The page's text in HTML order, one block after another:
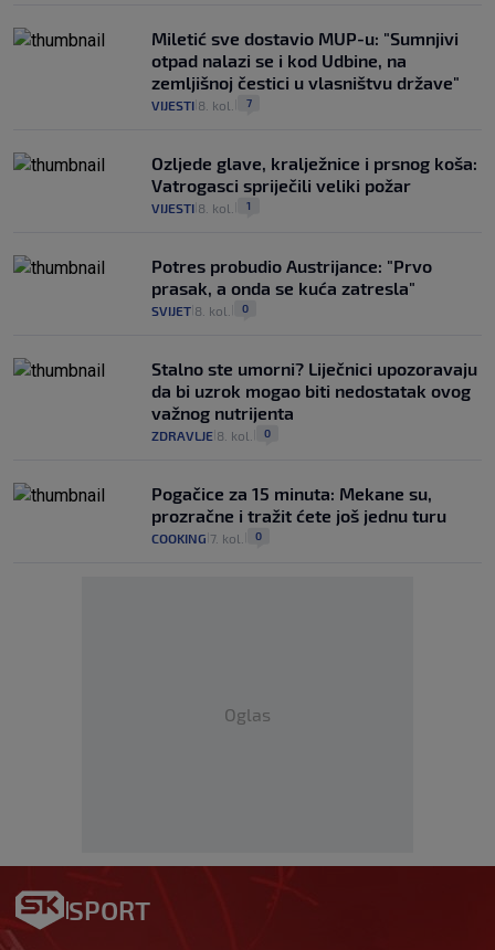
Miletić sve dostavio MUP-u: "Sumnjivi
otpad nalazi se i kod Udbine, na
zemljišnoj čestici u vlasništvu države"
VIJESTI 8. kol. 7
Ozljede glave, kralježnice i prsnog koša:
Vatrogasci spriječili veliki požar
VIJESTI 8. kol. 1
Potres probudio Austrijance: "Prvo
prasak, a onda se kuća zatresla"
SVIJET 8. kol. 0
Stalno ste umorni? Liječnici upozoravaju
da bi uzrok mogao biti nedostatak ovog
važnog nutrijenta
ZDRAVLJE 8. kol. 0
Pogačice za 15 minuta: Mekane su,
prozračne i tražit ćete još jednu turu
COOKING 7. kol. 0
Oglas
SPORT